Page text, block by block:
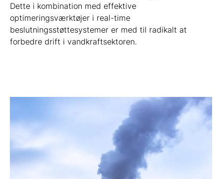
Dette i kombination med effektive
optimeringsværktøjer i real-time
beslutningsstøttesystemer er med til radikalt at
forbedre drift i vandkraftsektoren.